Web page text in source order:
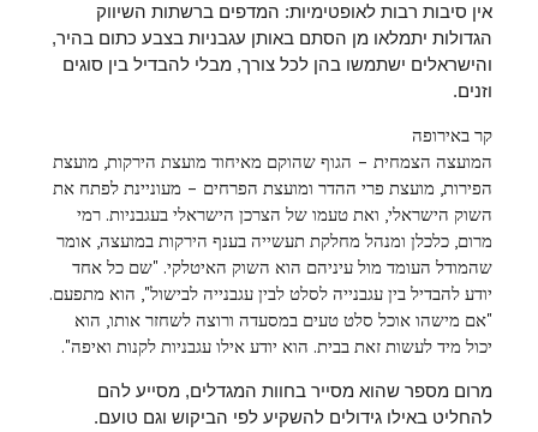
אין סיבות רבות לאופטימיות: המדפים ברשתות השיווק
הגדולות יתמלאו מן הסתם באותן עגבניות בצבע כתום בהיר,
והישראלים ישתמשו בהן לכל צורך, מבלי להבדיל בין סוגים
וזנים.
קר באירופה
המועצה הצמחית – הגוף שהוקם מאיחוד מועצת הירקות, מועצת
הפירות, מועצת פרי ההדר ומועצת הפרחים – מעוניינת לפתח את
השוק הישראלי, ואת טעמו של הצרכן הישראלי בעגבניות. רמי
מרום, כלכלן ומנהל מחלקת תעשייה בענף הירקות במועצה, אומר
שהמודל העומד מול עיניהם הוא השוק האיטלקי. "שם כל אחד
יודע להבדיל בין עגבנייה לסלט לבין עגבנייה לבישול", הוא מתפעם.
"אם מישהו אוכל סלט טעים במסעדה ורוצה לשחזר אותו, הוא
יכול מיד לעשות זאת בבית. הוא יודע אילו עגבניות לקנות ואיפה".
מרום מספר שהוא מסייר בחוות המגדלים, מסייע להם
להחליט באילו גידולים להשקיע לפי הביקוש וגם טועם.